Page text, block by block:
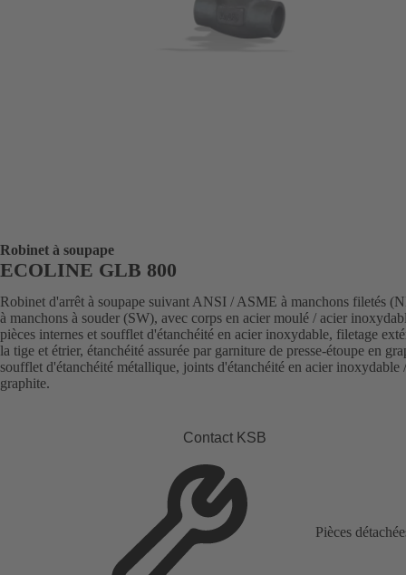
Robinet à soupape
ECOLINE GLB 800
Robinet d'arrêt à soupape suivant ANSI / ASME à manchons filetés
à manchons à souder (SW), avec corps en acier moulé / acier
pièces internes et soufflet d'étanchéité en acier inoxydable, filetage
la tige et étrier, étanchéité assurée par garniture de presse-étoupe en
soufflet d'étanchéité métallique, joints d'étanchéité en acier inoxydable /
graphite.
Contact KSB
Pièces